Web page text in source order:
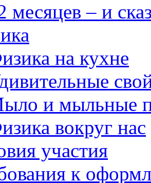
месяцев – и
на кухне
и мыльные
вокруг нас
участия
к